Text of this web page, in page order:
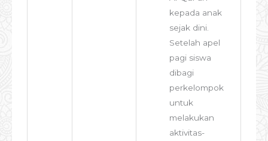
kepada anak
sejak dini.
Setelah apel
pagi siswa
dibagi
perkelompok
untuk
melakukan
aktivitas-